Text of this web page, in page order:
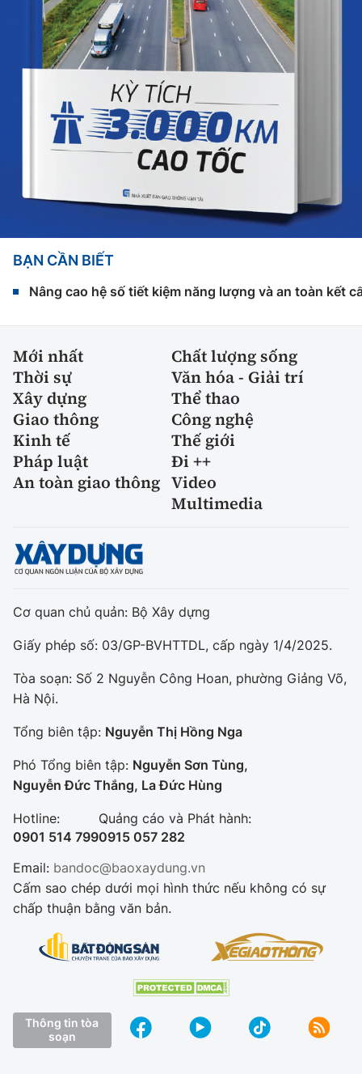
BẠN CẦN BIẾT
Nâng cao hệ số tiết kiệm năng lượng và an toàn kết
Mới nhất
Chất lượng sống
Thời sự
Văn hóa - Giải trí
Xây dựng
Thể thao
Giao thông
Công nghệ
Kinh tế
Thế giới
Pháp luật
Đi ++
An toàn giao thông Video
Multimedia
Cơ quan chủ quản: Bộ Xây dựng
Giấy phép số: 03/GP-BVHTTDL, cấp ngày 1/4/2025.
Tòa soạn: Số 2 Nguyễn Công Hoan, phường Giảng Võ,
Hà Nội.
Tổng biên tập: Nguyễn Thị Hồng Nga
Phó Tổng biên tập: Nguyễn Sơn Tùng,
Nguyễn Đức Thắng, La Đức Hùng
Hotline:
0901 514 799
Quảng cáo và Phát hành:
0915 057 282
Email: bandoc@baoxaydung.vn
Cấm sao chép dưới mọi hình thức nếu không có sự
chấp thuận bằng văn bản.
Thông tin tòa
soạn